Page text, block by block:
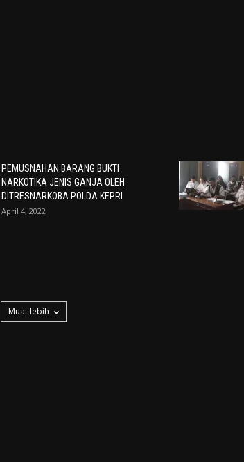
PEMUSNAHAN BARANG BUKTI
NARKOTIKA JENIS GANJA OLEH
DITRESNARKOBA POLDA KEPRI
April 4, 2022
Muat lebih